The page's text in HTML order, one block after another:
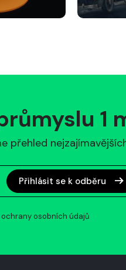
1
přehled
Přihlásit se k odběru
osobních údajů